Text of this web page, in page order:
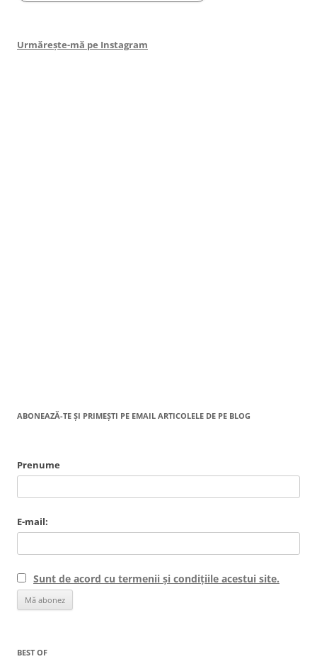
Urmărește-mă pe Instagram
ABONEAZĂ-TE ȘI PRIMEȘTI PE EMAIL ARTICOLELE DE PE BLOG
Prenume
E-mail:
Sunt de acord cu termenii și condițiile acestui site.
BEST OF